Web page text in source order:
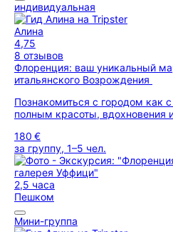
индивидуальная
Алина
4,75
8 отзывов
Флоренция: ваш уникальный
итальянского Возрождения
Познакомиться с городом как
полным красоты, вдохновения
180 €
за группу, 1–5 чел.
2,5 часа
Пешком
Мини-группа